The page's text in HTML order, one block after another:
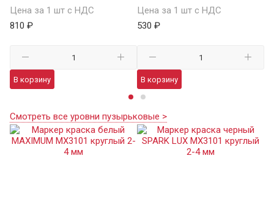
Цена за 1 шт с НДС
810 ₽
В корзину
Цена за 1 шт с НДС
530 ₽
В корзину
Смотреть все уровни пузырьковые >